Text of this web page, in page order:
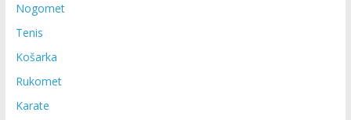
Nogomet
Tenis
Košarka
Rukomet
Karate